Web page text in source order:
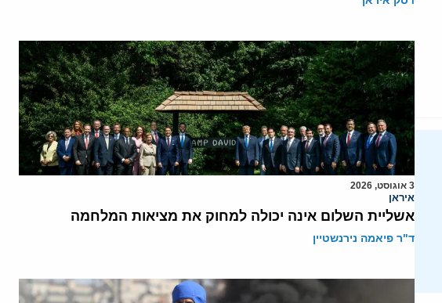
3 אוגוסט, 2026
איראן
אשליית השלום אינה יכולה למחוק את מציאות המלחמה
ד"ר פיאמה נירנשטיין